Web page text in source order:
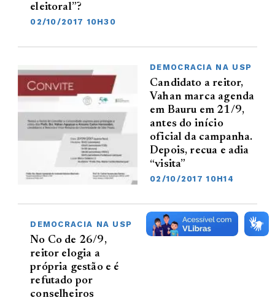
eleitoral”?
02/10/2017 10H30
DEMOCRACIA NA USP
Candidato a reitor,
Vahan marca agenda
em Bauru em 21/9,
antes do início
oficial da campanha.
Depois, recua e adia
“visita”
02/10/2017 10H14
DEMOCRACIA NA USP
No Co de 26/9,
reitor elogia a
própria gestão e é
refutado por
conselheiros